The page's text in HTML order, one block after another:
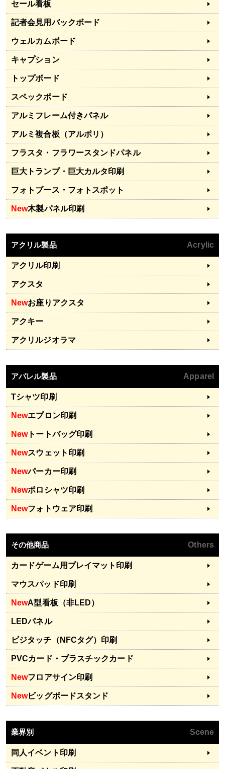
セール看板
記者会見用バックボード
ウェルカムボード
キャプション
トップボード
スペックボード
アルミフレーム付きパネル
アルミ複合板（アルポリ）
フラスタ・フラワースタンドパネル
巨大トランプ・巨大カルタ印刷
フォトブース・フォトスポット
New木製パネル印刷
アクリル製品 Acrylic
アクリル印刷
アクスタ
Newお座りアクスタ
アクキー
アクリルジオラマ
アパレル製品 Apparel
Tシャツ印刷
Newエプロン印刷
Newトートバッグ印刷
Newスウェット印刷
Newパーカー印刷
Newポロシャツ印刷
Newフォトウェア印刷
その他商品 Others
カードゲーム用プレイマット印刷
マウスパッド印刷
NewA型看板（非LED）
LEDパネル
ビジタッチ（NFCタグ）印刷
PVCカード・プラスチックカード
Newフロアサイン印刷
Newビッグボードスタンド
業界別 Scene
同人イベント印刷